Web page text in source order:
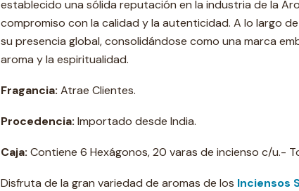
establecido una sólida reputación en la industria de la
compromiso con la calidad y la autenticidad. A lo largo
su presencia global, consolidándose como una marca
aroma y la espiritualidad.
Fragancia: Atrae Clientes.
Procedencia: Importado desde India.
Caja: Contiene 6 Hexágonos, 20 varas de incienso c/u.-
Disfruta de la gran variedad de aromas de los Inciensos